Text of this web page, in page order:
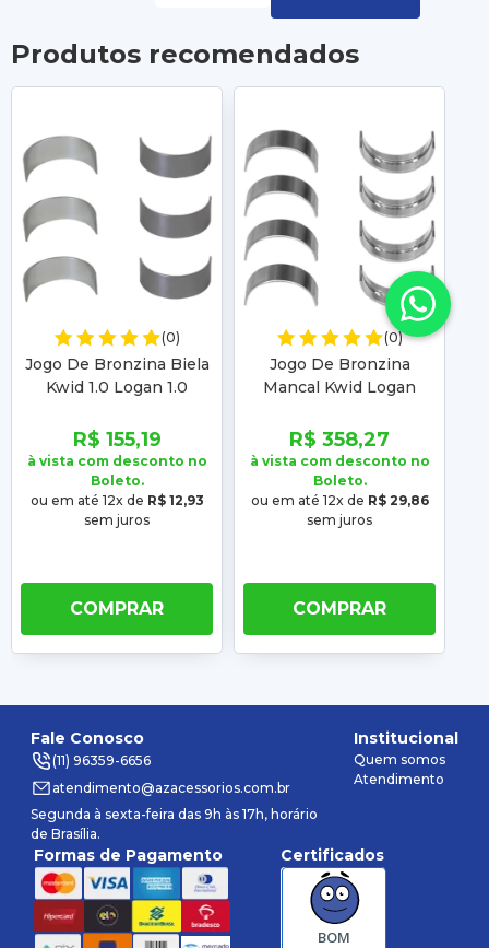
Produtos recomendados
(0)
Jogo De Bronzina Biela
Kwid 1.0 Logan 1.0
2019 2020 2021 2022
2023 2024 2025
R$ 155,19
à vista com desconto no
Boleto.
ou em até 12x de R$ 12,93
sem juros
COMPRAR
(0)
Jogo De Bronzina
Mancal Kwid Logan
2020 2021 2022 2023
2024 2025
R$ 358,27
à vista com desconto no
Boleto.
ou em até 12x de R$ 29,86
sem juros
COMPRAR
Fale Conosco
(11) 96359-6656
atendimento@azacessorios.com.br
Segunda à sexta-feira das 9h às 17h, horário
de Brasília.
Institucional
Quem somos
Atendimento
Formas de Pagamento Certificados
BOM